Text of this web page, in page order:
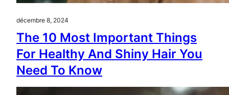
décembre 8, 2024
The 10 Most Important Things
For Healthy And Shiny Hair You
Need To Know